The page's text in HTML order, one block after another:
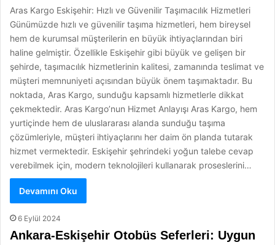
Aras Kargo Eskişehir: Hızlı ve Güvenilir Taşımacılık Hizmetleri
Günümüzde hızlı ve güvenilir taşıma hizmetleri, hem bireysel
hem de kurumsal müşterilerin en büyük ihtiyaçlarından biri
haline gelmiştir. Özellikle Eskişehir gibi büyük ve gelişen bir
şehirde, taşımacılık hizmetlerinin kalitesi, zamanında teslimat ve
müşteri memnuniyeti açısından büyük önem taşımaktadır. Bu
noktada, Aras Kargo, sunduğu kapsamlı hizmetlerle dikkat
çekmektedir. Aras Kargo’nun Hizmet Anlayışı Aras Kargo, hem
yurtiçinde hem de uluslararası alanda sunduğu taşıma
çözümleriyle, müşteri ihtiyaçlarını her daim ön planda tutarak
hizmet vermektedir. Eskişehir şehrindeki yoğun talebe cevap
verebilmek için, modern teknolojileri kullanarak proseslerini…
Devamını Oku
6 Eylül 2024
Ankara-Eskişehir Otobüs Seferleri: Uygun